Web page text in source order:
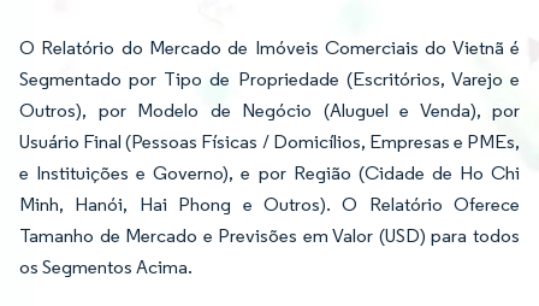
O Relatório do Mercado de Imóveis Comerciais do Vietnã é
Segmentado por Tipo de Propriedade (Escritórios, Varejo e
Outros), por Modelo de Negócio (Aluguel e Venda), por
Usuário Final (Pessoas Físicas / Domicílios, Empresas e PMEs,
e Instituições e Governo), e por Região (Cidade de Ho Chi
Minh, Hanói, Hai Phong e Outros). O Relatório Oferece
Tamanho de Mercado e Previsões em Valor (USD) para todos
os Segmentos Acima.